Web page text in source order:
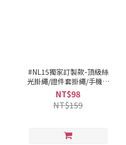
#NL15獨家訂製款-頂級絲
光掛繩/證件套掛繩/手機掛
繩 - 黑
NT$98
NT$159